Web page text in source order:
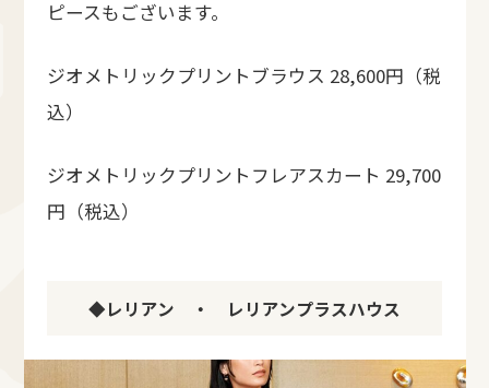
ピースもございます。
ジオメトリックプリントブラウス 28,600円（税
込）
ジオメトリックプリントフレアスカート 29,700
円（税込）
◆レリアン ・ レリアンプラスハウス